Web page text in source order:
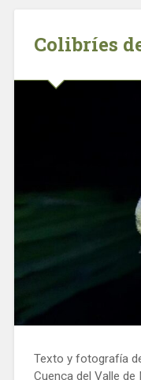
Colibríes
Texto y fotografía
Cuenca del Valle